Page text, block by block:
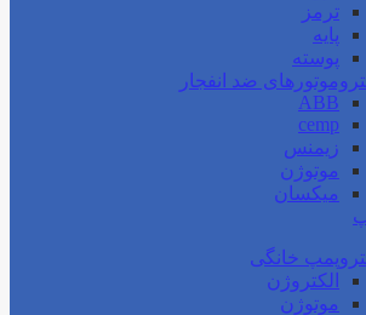
ترمز
پایه
پوسته
ضد انفجار
ABB
cemp
زیمنس
موتوژن
میکسان
خانگی
الکتروژن
موتوژن